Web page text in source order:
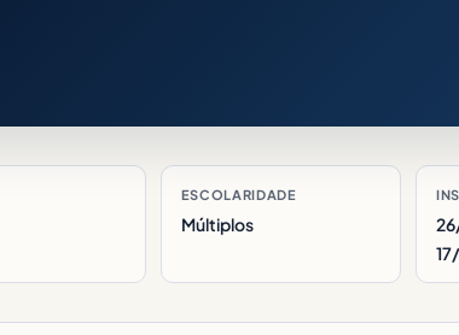
ESCOLARIDADE
Múltiplos